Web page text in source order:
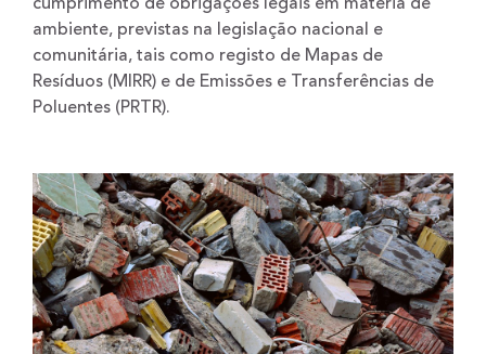
cumprimento de obrigações legais em matéria de
ambiente, previstas na legislação nacional e
comunitária, tais como registo de Mapas de
Resíduos (MIRR) e de Emissões e Transferências de
Poluentes (PRTR).